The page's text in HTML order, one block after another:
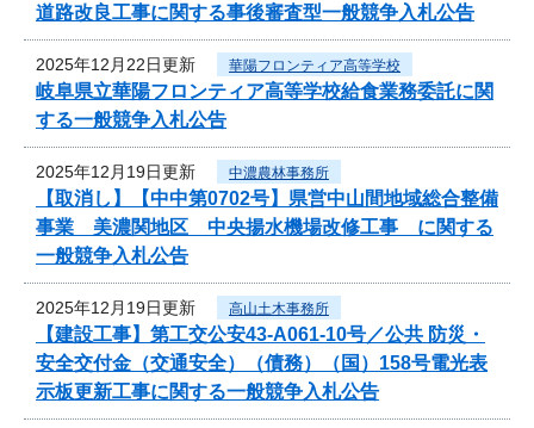
道路改良工事に関する事後審査型一般競争入札公告
2025年12月22日更新 華陽フロンティア高等学校
岐阜県立華陽フロンティア高等学校給食業務委託に関
する一般競争入札公告
2025年12月19日更新 中濃農林事務所
【取消し】【中中第0702号】県営中山間地域総合整備
事業 美濃関地区 中央揚水機場改修工事 に関する
一般競争入札公告
2025年12月19日更新 高山土木事務所
【建設工事】第工交公安43-A061-10号／公共 防災・
安全交付金（交通安全）（債務）（国）158号電光表
示板更新工事に関する一般競争入札公告